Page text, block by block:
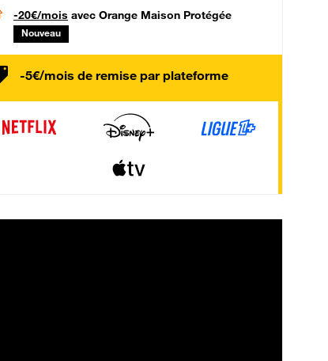
-20€/mois avec Orange Maison Protégée
Nouveau
-5€/mois de remise par plateforme